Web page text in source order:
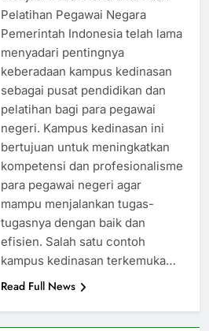
Pelatihan Pegawai Negara
Pemerintah Indonesia telah lama
menyadari pentingnya
keberadaan kampus kedinasan
sebagai pusat pendidikan dan
pelatihan bagi para pegawai
negeri. Kampus kedinasan ini
bertujuan untuk meningkatkan
kompetensi dan profesionalisme
para pegawai negeri agar
mampu menjalankan tugas-
tugasnya dengan baik dan
efisien. Salah satu contoh
kampus kedinasan terkemuka…
Read Full News